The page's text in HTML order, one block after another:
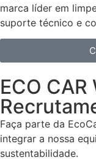
marca líder em
suporte técnico e
ECO CAR
Faça parte da
integrar a nossa
sustentabilidade.